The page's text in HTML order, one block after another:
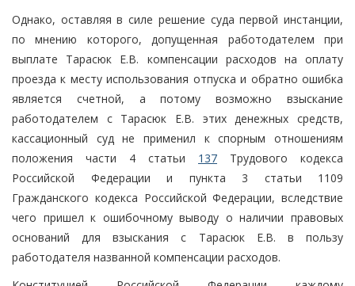
Однако, оставляя в силе решение суда первой инстанции,
по мнению которого, допущенная работодателем при
выплате Тарасюк Е.В. компенсации расходов на оплату
проезда к месту использования отпуска и обратно ошибка
является счетной, а потому возможно взыскание
работодателем с Тарасюк Е.В. этих денежных средств,
кассационный суд не применил к спорным отношениям
положения части 4 статьи 137 Трудового кодекса
Российской Федерации и пункта 3 статьи 1109
Гражданского кодекса Российской Федерации, вследствие
чего пришел к ошибочному выводу о наличии правовых
оснований для взыскания с Тарасюк Е.В. в пользу
работодателя названной компенсации расходов.